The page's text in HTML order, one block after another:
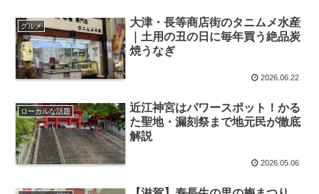
グルメ
大津・長等商店街のタニムメ水産
｜土用の丑の日に毎年買う絶品炭
焼うなぎ
2026.06.22
ローカルな話題
近江神宮はパワースポット！かる
た聖地・漏刻祭まで地元民が徹底
解説
2026.05.06